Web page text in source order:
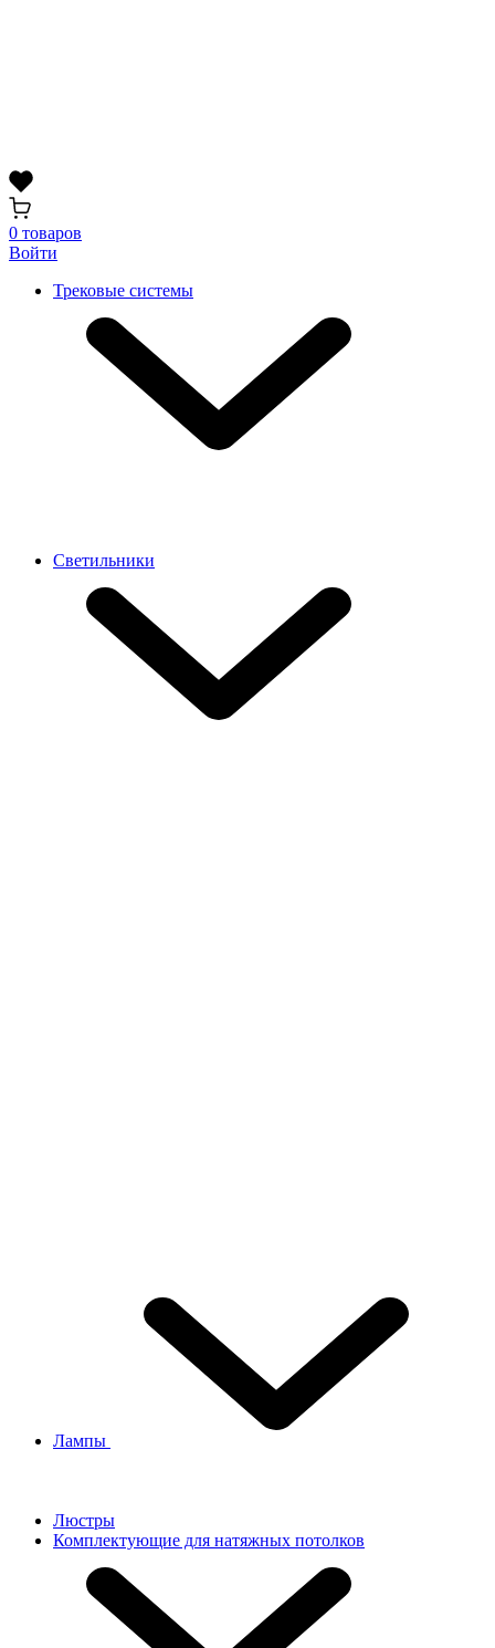
0 товаров
Войти
Трековые системы
Светильники
Лампы
Люстры
Комплектующие для натяжных потолков